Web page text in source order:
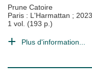
Prune Catoire
Paris : L'Harmattan ; 2023
1 vol. (193 p.)
Plus d'information...